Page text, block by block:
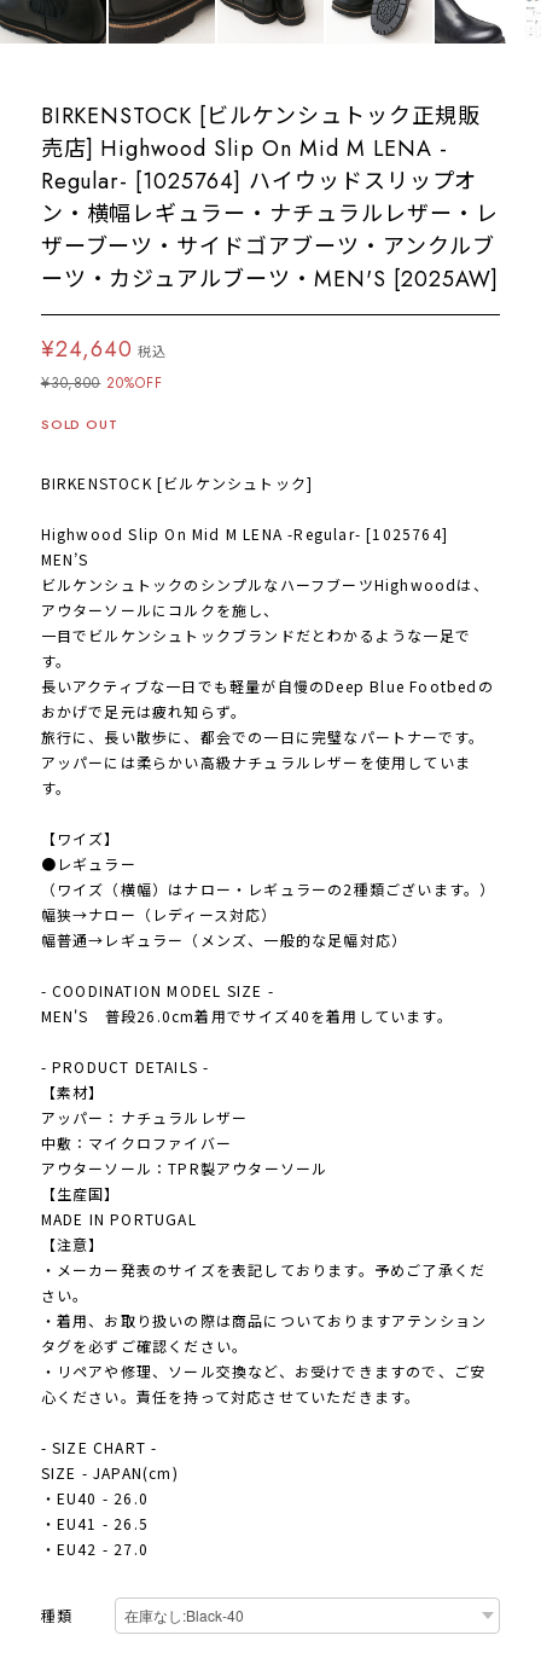
BIRKENSTOCK [ビルケンシュトック正規販
売店] Highwood Slip On Mid M LENA -
Regular- [1025764] ハイウッドスリップオ
ン・横幅レギュラー・ナチュラルレザー・レ
ザーブーツ・サイドゴアブーツ・アンクルブ
ーツ・カジュアルブーツ・MEN'S [2025AW]
¥24,640 税込
¥30,800 20%OFF
SOLD OUT
BIRKENSTOCK [ビルケンシュトック]
Highwood Slip On Mid M LENA -Regular- [1025764]
MEN’S
ビルケンシュトックのシンプルなハーフブーツHighwoodは、
アウターソールにコルクを施し、
一目でビルケンシュトックブランドだとわかるような一足で
す。
長いアクティブな一日でも軽量が自慢のDeep Blue Footbedの
おかげで足元は疲れ知らず。
旅行に、長い散歩に、都会での一日に完璧なパートナーです。
アッパーには柔らかい高級ナチュラルレザーを使用していま
す。
【ワイズ】
●レギュラー
（ワイズ（横幅）はナロー・レギュラーの2種類ございます。）
幅狭→ナロー（レディース対応）
幅普通→レギュラー（メンズ、一般的な足幅対応）
- COODINATION MODEL SIZE -
MEN'S 普段26.0cm着用でサイズ40を着用しています。
- PRODUCT DETAILS -
【素材】
アッパー：ナチュラルレザー
中敷：マイクロファイバー
アウターソール：TPR製アウターソール
【生産国】
MADE IN PORTUGAL
【注意】
・メーカー発表のサイズを表記しております。予めご了承くだ
さい。
・着用、お取り扱いの際は商品についておりますアテンション
タグを必ずご確認ください。
・リペアや修理、ソール交換など、お受けできますので、ご安
心ください。責任を持って対応させていただきます。
- SIZE CHART -
SIZE - JAPAN(cm)
・EU40 - 26.0
・EU41 - 26.5
・EU42 - 27.0
種類